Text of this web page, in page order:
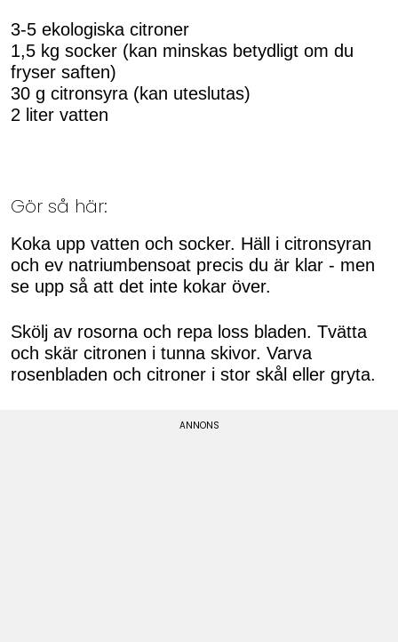
3-5 ekologiska citroner
1,5 kg socker (kan minskas betydligt om du
fryser saften)
30 g citronsyra (kan uteslutas)
2 liter vatten
Gör så här:
Koka upp vatten och socker. Häll i citronsyran
och ev natriumbensoat precis du är klar - men
se upp så att det inte kokar över.
Skölj av rosorna och repa loss bladen. Tvätta
och skär citronen i tunna skivor. Varva
rosenbladen och citroner i stor skål eller gryta.